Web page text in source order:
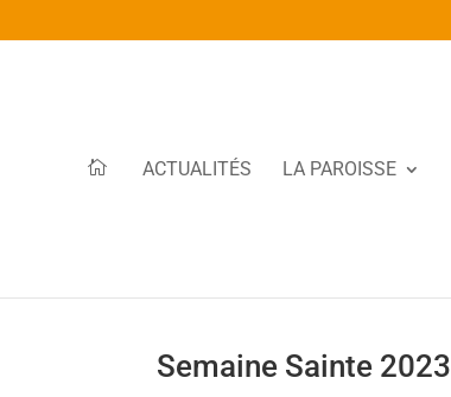
ACTUALITÉS LA PAROISSE
Semaine Sainte 2023